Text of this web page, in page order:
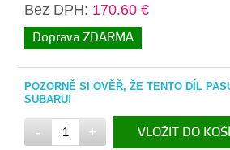
Bez DPH: 170.60 €
Doprava ZDARMA
POZORNĚ SI OVĚŘ, ŽE TENTO DÍL
SUBARU!
- + VLOŽIT DO